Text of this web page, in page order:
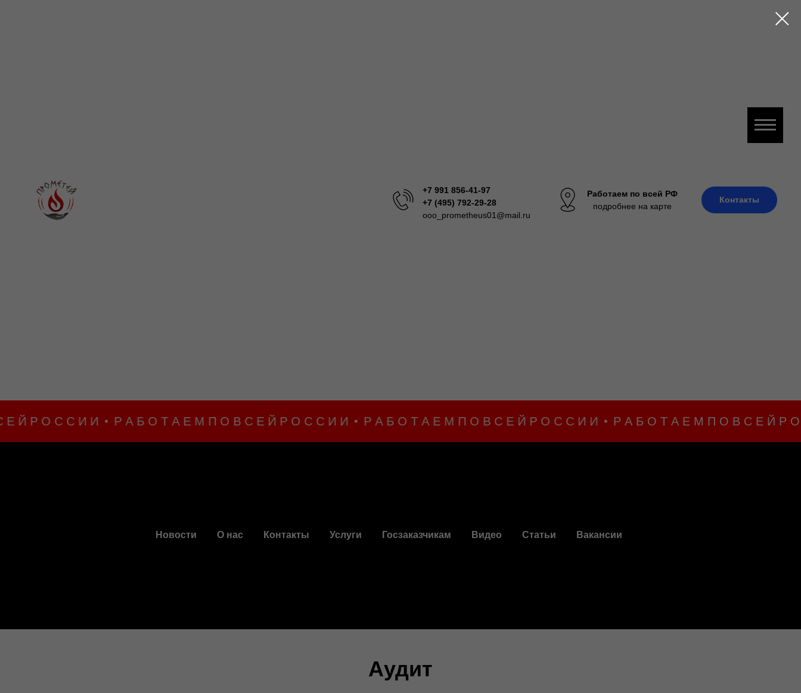
+7 991 856-41-97
+7 (495) 792-29-28
ooo_prometheus01@mail.ru
Работаем по всей РФ
подробнее на карте
Контакты
Р О С С И И Р А Б О Т А Е М П О В С Е Й Р О С С И И Р А Б О Т А Е М П О В С Е Й Р О С С И И Р А Б О Т А Е М П О В С Е Й Р О С С
Новости О нас Контакты Услуги Госзаказчикам Видео Статьи Вакансии
Аудит